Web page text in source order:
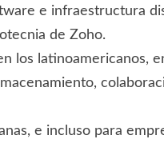
e infraestructura
de Zoho.
los latinoamericanos,
e incluso para